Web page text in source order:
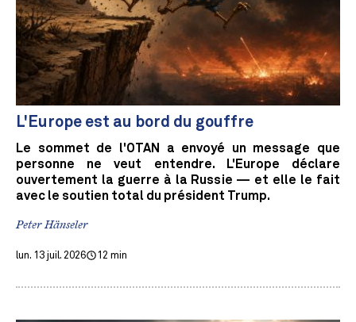
L'Europe est au bord du gouffre
Le sommet de l'OTAN a envoyé un message que
personne ne veut entendre. L'Europe déclare
ouvertement la guerre à la Russie — et elle le fait
avec le soutien total du président Trump.
Peter Hänseler
lun. 13 juil. 2026 12 min